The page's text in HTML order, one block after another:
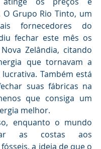
O Grupo Rio Tinto, um
fornecedores do
fechar este mês os
Zelândia, citando
que tornavam a
Também está
suas fábricas na
que consiga um
melhor.
enquanto o mundo
as costas aos
a ideia de que o